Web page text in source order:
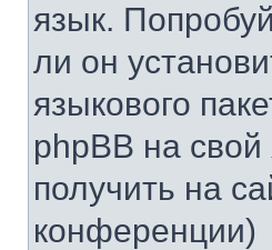
язык.
ли он
языкового
phpBB на
получить на
конференции)